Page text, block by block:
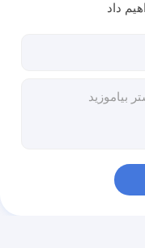
داد